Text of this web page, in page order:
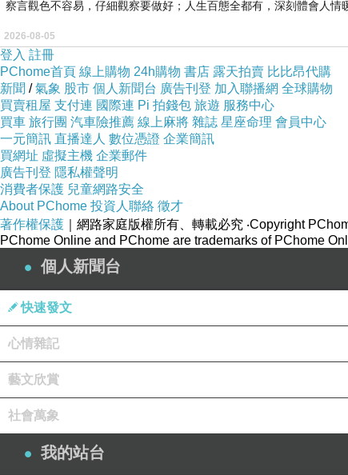
察言觀色不容易，仔細觀察要做好；人生百態全都有，深刻體會人情
2026-08-05
登入 註冊
PChome首頁 線上購物 24h購物 書店 露天拍賣 比比昂代購
新聞 /氣象 股市 個人新聞台 廣告刊登 加入聯播網 全球購物
買賣租屋 支付連 國際連 Pi 拍錢包 旅遊 服務中心
買車 旅行團 汽車險推薦 線上麻將 雜誌 星座命理 會員中心
一元簡訊 直播達人 數位憑證 企業簡訊
買網址 虛擬主機 企業郵件
廣告刊登 隱私權聲明
消費者保護 兒童網路安全
About PChome 投資人聯絡 徵才
著作權保護 ｜網路家庭版權所有、轉載必究 ‧Copyright
PChome Online and PChome are trademarks of PChome
個人新聞台
快速發文
心情雜記
藝文欣賞
社會萬象
我的站台